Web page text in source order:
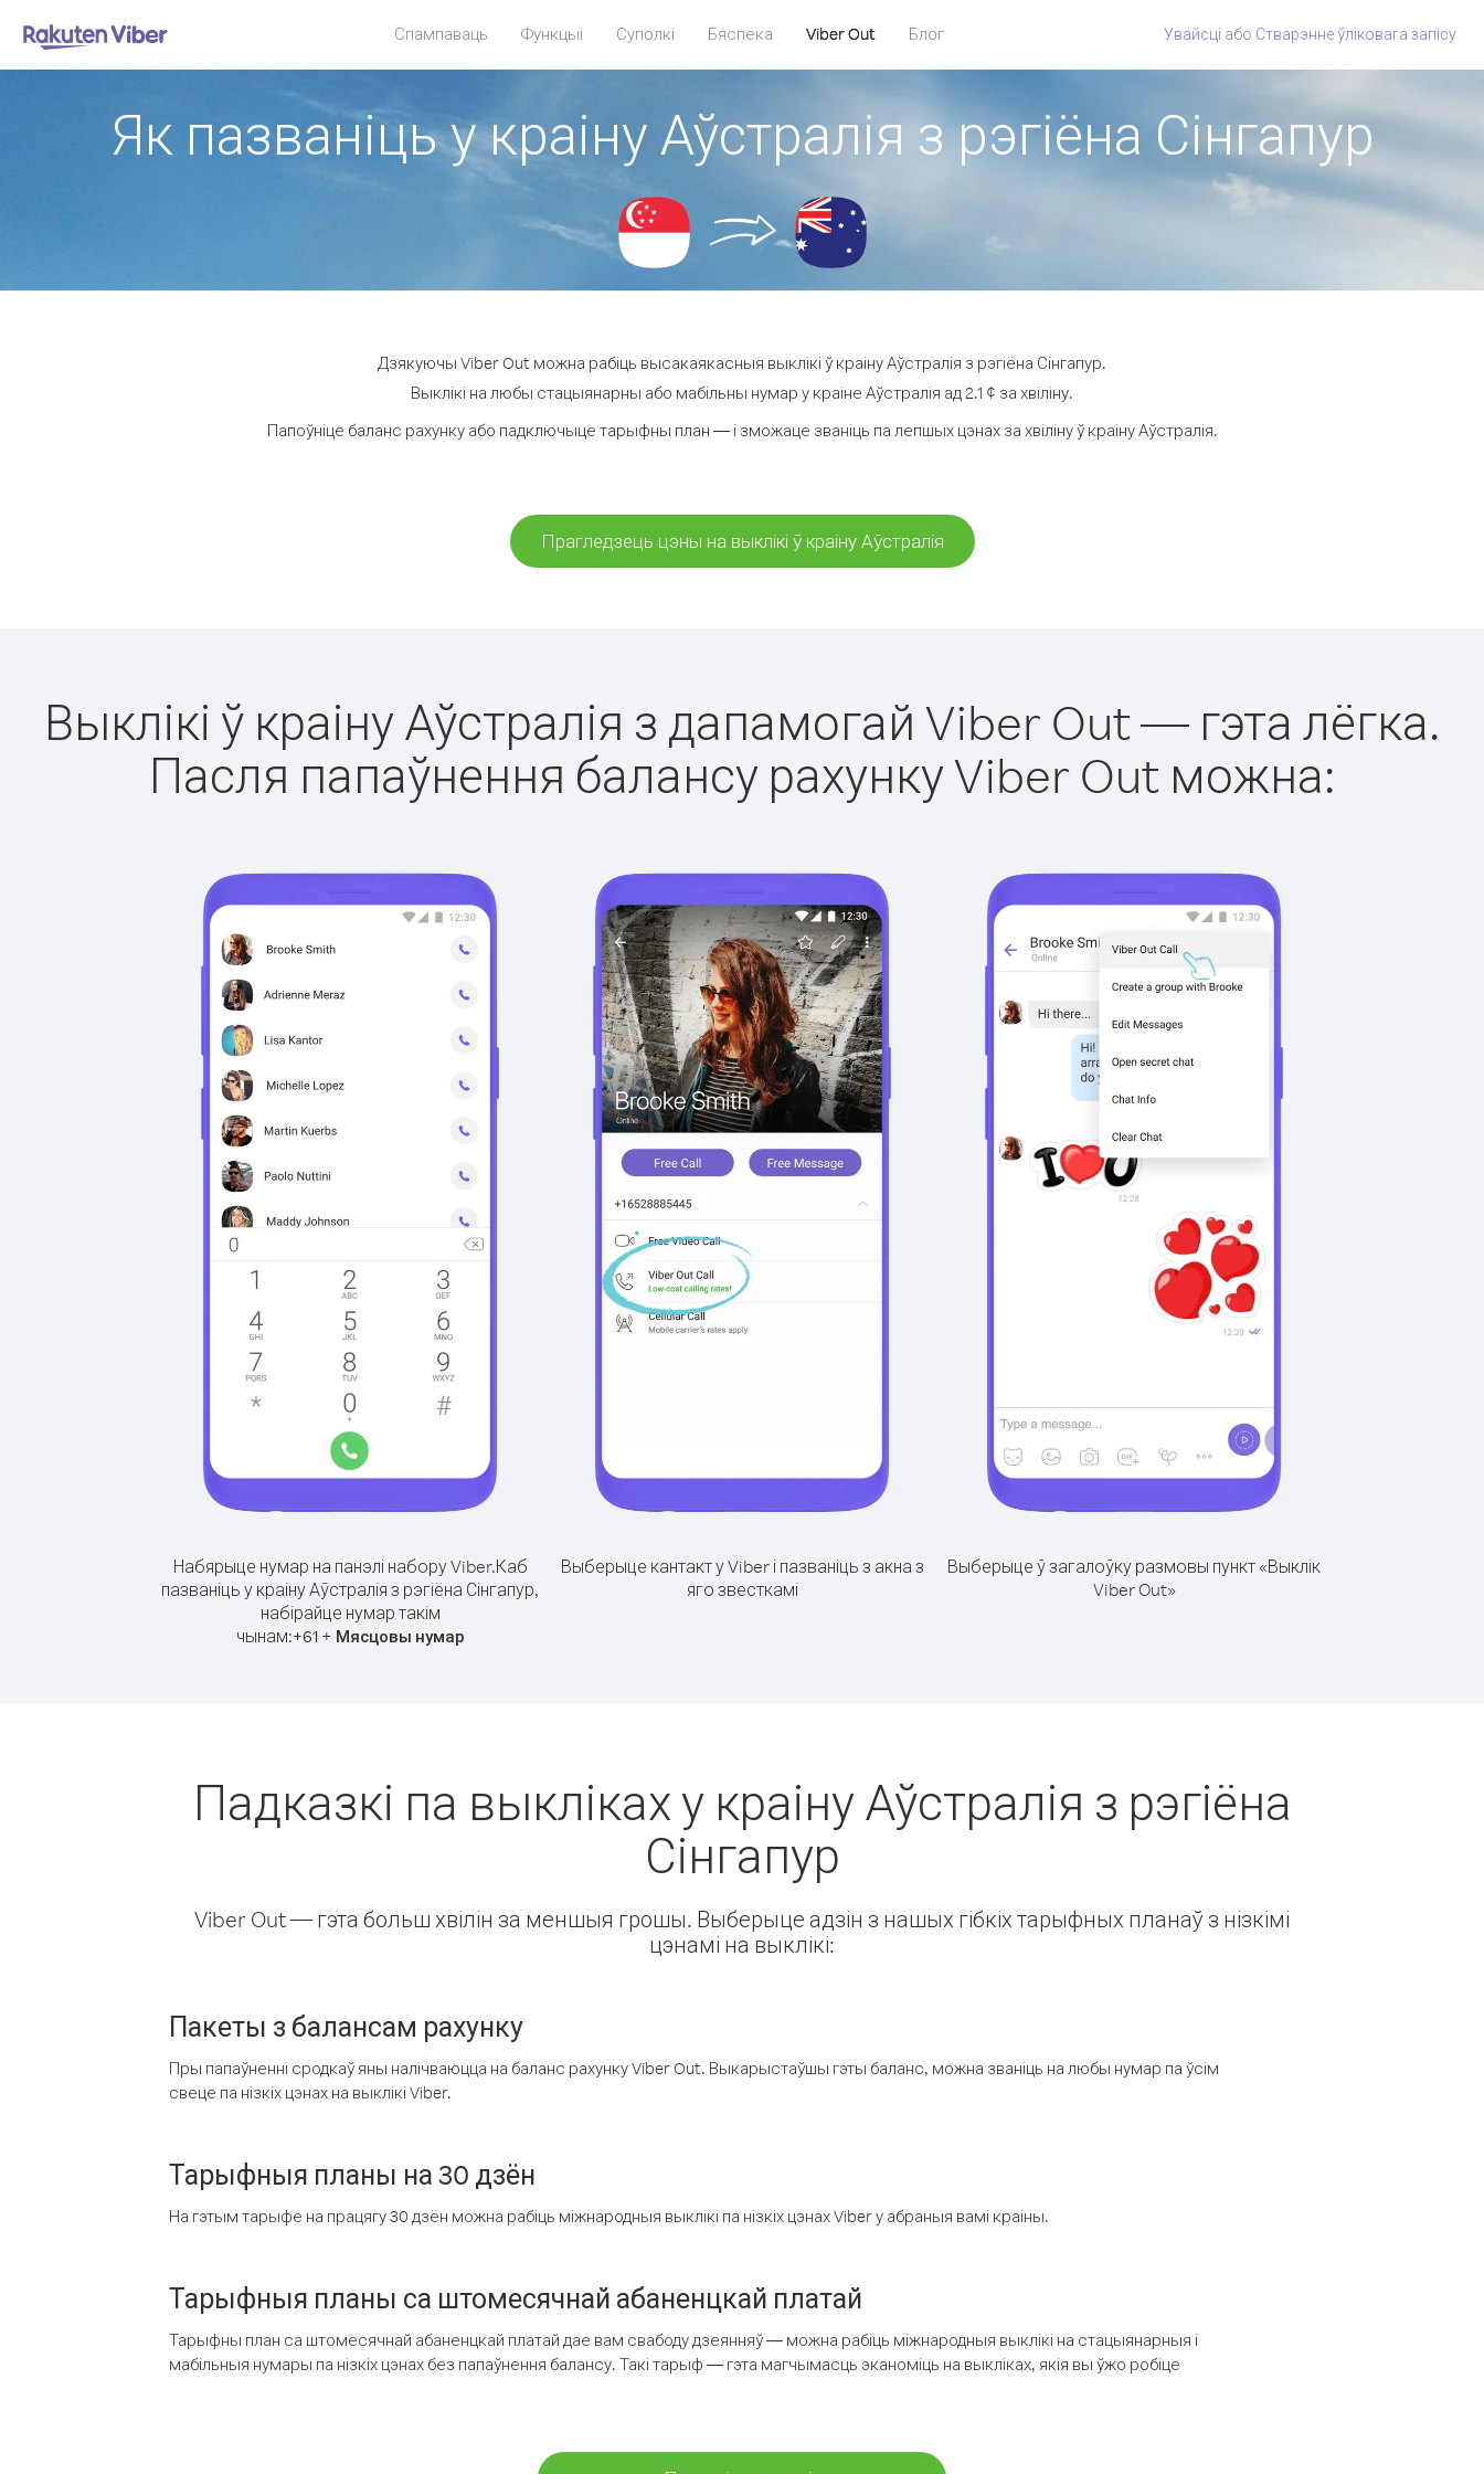
Спампаваць Функцыі Суполкі Бяспека Viber Out Блог Увайсці або Стварэнне ўліковага запісу
Як пазваніць у краіну Аўстралія з рэгіёна Сінгапур
Дзякуючы Viber Out можна рабіць высакаякасныя выклікі ў краіну Аўстралія з рэгіёна Сінгапур.
Выклікі на любы стацыянарны або мабільны нумар у краіне Аўстралія ад 2.1 ¢ за хвіліну.
Папоўніце баланс рахунку або падключыце тарыфны план — і зможаце званіць па лепшых цэнах за хвіліну ў краіну Аўстралія.
Прагледзець цэны на выклікі ў краіну Аўстралія
Выклікі ў краіну Аўстралія з дапамогай Viber Out — гэта лёгка.
Пасля папаўнення балансу рахунку Viber Out можна:
Набярыце нумар на панэлі набору Viber.Каб
пазваніць у краіну Аўстралія з рэгіёна Сінгапур,
набірайце нумар такім
чынам:+61+ Мясцовы нумар
Выберыце кантакт у Viber і пазваніць з акна з
яго звесткамі
Выберыце ў загалоўку размовы пункт «Выклік
Viber Out»
Падказкі па выкліках у краіну Аўстралія з рэгіёна
Сінгапур
Viber Out — гэта больш хвілін за меншыя грошы. Выберыце адзін з нашых гібкіх тарыфных планаў з нізкімі
цэнамі на выклікі:
Пакеты з балансам рахунку
Пры папаўненні сродкаў яны налічваюцца на баланс рахунку Viber Out. Выкарыстаўшы гэты баланс, можна званіць на любы нумар па ўсім
свеце па нізкіх цэнах на выклікі Viber.
Тарыфныя планы на 30 дзён
На гэтым тарыфе на працягу 30 дзён можна рабіць міжнародныя выклікі па нізкіх цэнах Viber у абраныя вамі краіны.
Тарыфныя планы са штомесячнай абаненцкай платай
Тарыфны план са штомесячнай абаненцкай платай дае вам свабоду дзеянняў — можна рабіць міжнародныя выклікі на стацыянарныя і
мабільныя нумары па нізкіх цэнах без папаўнення балансу. Такі тарыф — гэта магчымасць эканоміць на выкліках, якія вы ўжо робіце